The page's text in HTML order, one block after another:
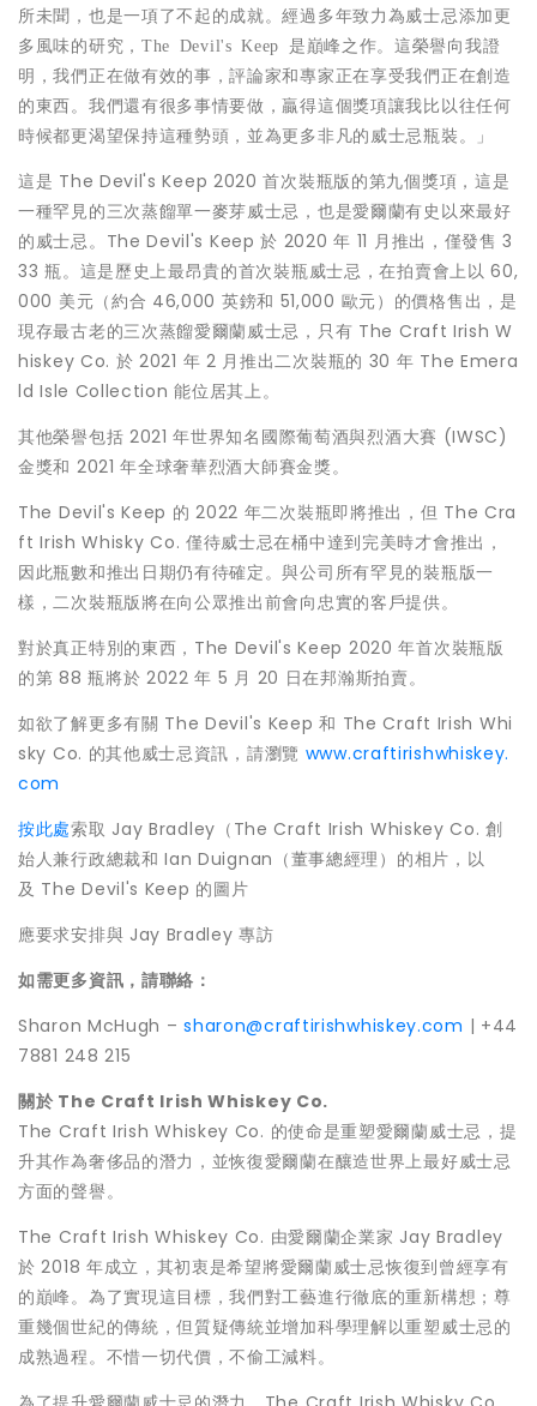
所未聞，也是一項了不起的成就。經過多年致力為威士忌添加更
多風味的研究， The Devil's Keep 是 巔峰之作。這榮譽向我證
明，我們正在做有效的事，評論家和專家正在享受我們正在創造
的東西。我們還有很多事情要做，贏得這個獎項讓我比以往任何
時候都更渴望保持這種勢頭，並為更多非凡的威士忌瓶裝。」
這是 The Devil's Keep 2020 首次裝瓶版的第九個獎項，這是
一種罕見的三次蒸餾單一麥芽威士忌，也是愛爾蘭有史以來最好
的威士忌。The Devil's Keep 於 2020 年 11 月推出，僅發售 3
33 瓶。這是歷史上最昂貴的首次裝瓶威士忌，在拍賣會上以 60,
000 美元（約合 46,000 英鎊和 51,000 歐元）的價格售出，是
現存最古老的三次蒸餾愛爾蘭威士忌，只有 The Craft Irish W
hiskey Co. 於 2021 年 2 月推出二次裝瓶的 30 年 The Emera
ld Isle Collection 能位居其上。
其他榮譽包括 2021 年世界知名國際葡萄酒與烈酒大賽 (IWSC)
金獎和 2021 年全球奢華烈酒大師賽金獎。
The Devil's Keep 的 2022 年二次裝瓶即將推出，但 The Cra
ft Irish Whisky Co. 僅待威士忌在桶中達到完美時才會推出，
因此瓶數和推出日期仍有待確定。與公司所有罕見的裝瓶版一
樣，二次裝瓶版將在向公眾推出前會向忠實的客戶提供。
對於真正特別的東西，The Devil's Keep 2020 年首次裝瓶版
的第 88 瓶將於 2022 年 5 月 20 日在邦瀚斯拍賣。
如欲了解更多有關 The Devil's Keep 和 The Craft Irish Whi
sky Co. 的其他威士忌資訊，請瀏覽 www.craftirishwhiskey.
com
按此處索取 Jay Bradley（The Craft Irish Whiskey Co. 創
始人兼行政總裁和 Ian Duignan（董事總經理）的相片，以
及 The Devil's Keep 的圖片
應要求安排與 Jay Bradley 專訪
如需更多資訊，請聯絡：
Sharon McHugh –sharon@craftirishwhiskey.com | +44
7881 248 215
關於 The Craft Irish Whiskey Co.
The Craft Irish Whiskey Co. 的使命是重塑愛爾蘭威士忌，提
升其作為奢侈品的潛力，並恢復愛爾蘭在釀造世界上最好威士忌
方面的聲譽。
The Craft Irish Whiskey Co. 由愛爾蘭企業家 Jay Bradley
於 2018 年成立，其初衷是希望將愛爾蘭威士忌恢復到曾經享有
的巔峰。為了實現這目標，我們對工藝進行徹底的重新構想；尊
重幾個世紀的傳統，但質疑傳統並增加科學理解以重塑威士忌的
成熟過程。不惜一切代價，不偷工減料。